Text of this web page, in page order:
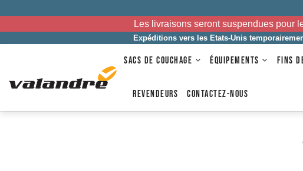
Les livraisons seront suspendues pour
Expéditions vers les Etats-Unis
SACS DE COUCHAGE ÉQUIPEMENTS FINS
REVENDEURS CONTACTEZ-NOUS